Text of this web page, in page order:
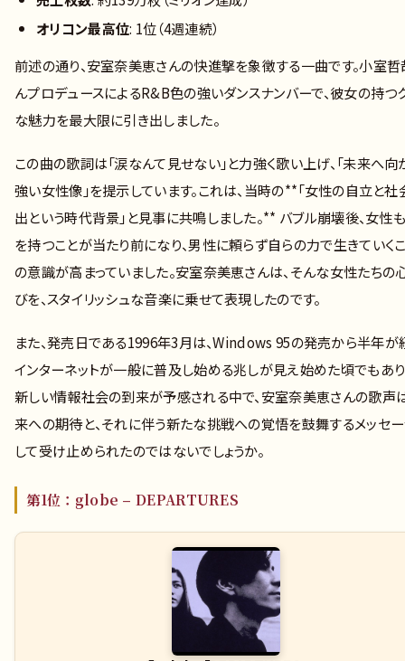
オリコン最高位: 1位（4週連続）
前述の通り、安室奈美恵さんの快進撃を象徴する一曲です。小室哲
んプロデュースによるR&B色の強いダンスナンバーで、彼女の持つ
な魅力を最大限に引き出しました。
この曲の歌詞は「涙なんて見せない」と力強く歌い上げ、「未来へ向
強い女性像」を提示しています。これは、当時の**「女性の自立と社
出という時代背景」と見事に共鳴しました。** バブル崩壊後、女性
を持つことが当たり前になり、男性に頼らず自らの力で生きていく
の意識が高まっていました。安室奈美恵さんは、そんな女性たちの
びを、スタイリッシュな音楽に乗せて表現したのです。
また、発売日である1996年3月は、Windows 95の発売から半年が
インターネットが一般に普及し始める兆しが見え始めた頃でもあり
新しい情報社会の到来が予感される中で、安室奈美恵さんの歌声
来への期待と、それに伴う新たな挑戦への覚悟を鼓舞するメッセ
して受け止められたのではないでしょうか。
第1位：globe – DEPARTURES